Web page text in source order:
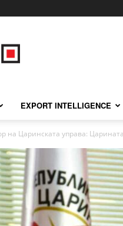
EXPORT INTELLIGENCE
на Царинската управа: